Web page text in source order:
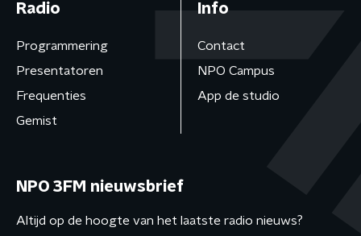
Radio
Programmering
Presentatoren
Frequenties
Gemist
Info
Contact
NPO Campus
App de studio
NPO 3FM nieuwsbrief
Altijd op de hoogte van het laatste radio nieuws?